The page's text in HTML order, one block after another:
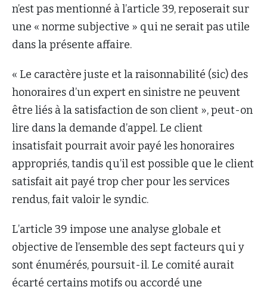
n’est pas mentionné à l’article 39, reposerait sur
une « norme subjective » qui ne serait pas utile
dans la présente affaire.
« Le caractère juste et la raisonnabilité (sic) des
honoraires d’un expert en sinistre ne peuvent
être liés à la satisfaction de son client », peut-on
lire dans la demande d’appel. Le client
insatisfait pourrait avoir payé les honoraires
appropriés, tandis qu’il est possible que le client
satisfait ait payé trop cher pour les services
rendus, fait valoir le syndic.
L’article 39 impose une analyse globale et
objective de l’ensemble des sept facteurs qui y
sont énumérés, poursuit-il. Le comité aurait
écarté certains motifs ou accordé une